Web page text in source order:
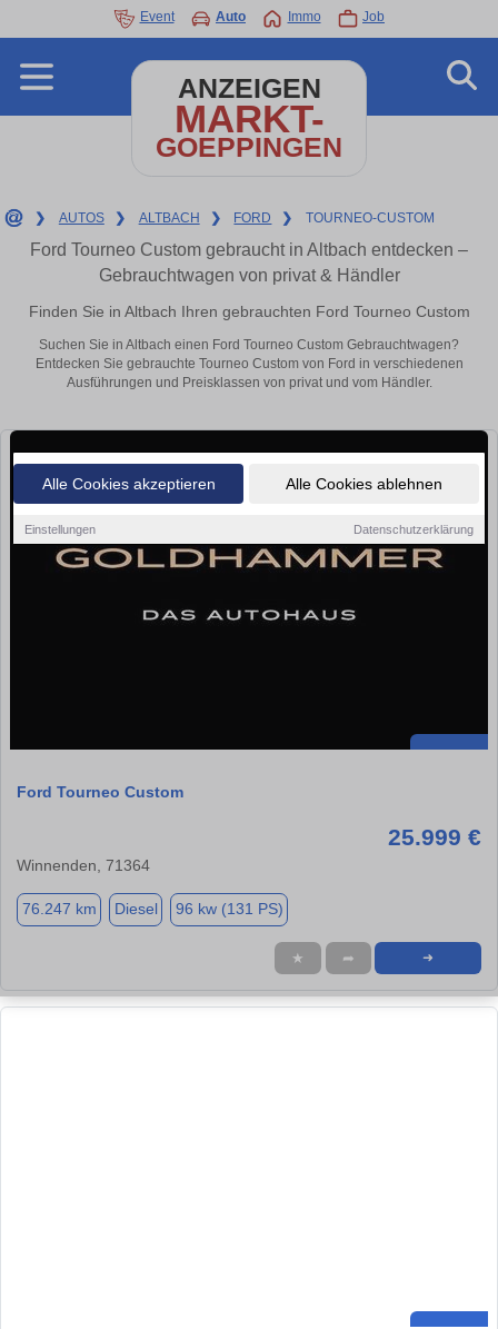
Alle Cookies akzeptieren Alle Cookies ablehnen
Einstellungen Datenschutzerklärung
Event Auto Immo Job
ANZEIGEN
MARKT-
GOEPPINGEN
❯ AUTOS ❯ ALTBACH ❯ FORD ❯ TOURNEO-CUSTOM
Ford Tourneo Custom gebraucht in Altbach entdecken –
Gebrauchtwagen von privat & Händler
Finden Sie in Altbach Ihren gebrauchten Ford Tourneo Custom
Suchen Sie in Altbach einen Ford Tourneo Custom Gebrauchtwagen?
Entdecken Sie gebrauchte Tourneo Custom von Ford in verschiedenen
Ausführungen und Preisklassen von privat und vom Händler.
Ford Tourneo Custom
25.999 €
Winnenden, 71364
76.247 km Diesel 96 kw (131 PS)
★ ➦ ➜